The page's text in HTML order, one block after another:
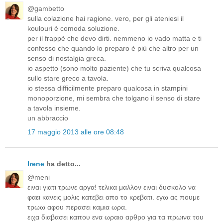
@gambetto
sulla colazione hai ragione. vero, per gli ateniesi il
koulouri è comoda soluzione.
per il frappè che devo dirti. nemmeno io vado matta e ti
confesso che quando lo preparo è più che altro per un
senso di nostalgia greca.
io aspetto (sono molto paziente) che tu scriva qualcosa
sullo stare greco a tavola.
io stessa difficilmente preparo qualcosa in stampini
monoporzione, mi sembra che tolgano il senso di stare
a tavola insieme.
un abbraccio
17 maggio 2013 alle ore 08:48
Irene ha detto...
@meni
ειναι γιατι τρωνε αργα! τελικα μαλλον ειναι δυσκολο να
φαει κανεις μολις κατεβει απο το κρεβατι. εγω ας πουμε
τρωω αφου περασει καμια ωρα.
ειχα διαβασει καπου ενα ωραιο αρθρο για τα πρωινα του